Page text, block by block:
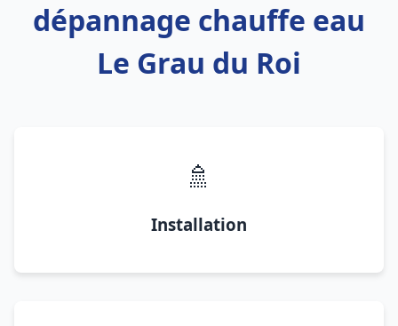
dépannage chauffe eau
Le Grau du Roi
🚿
Installation